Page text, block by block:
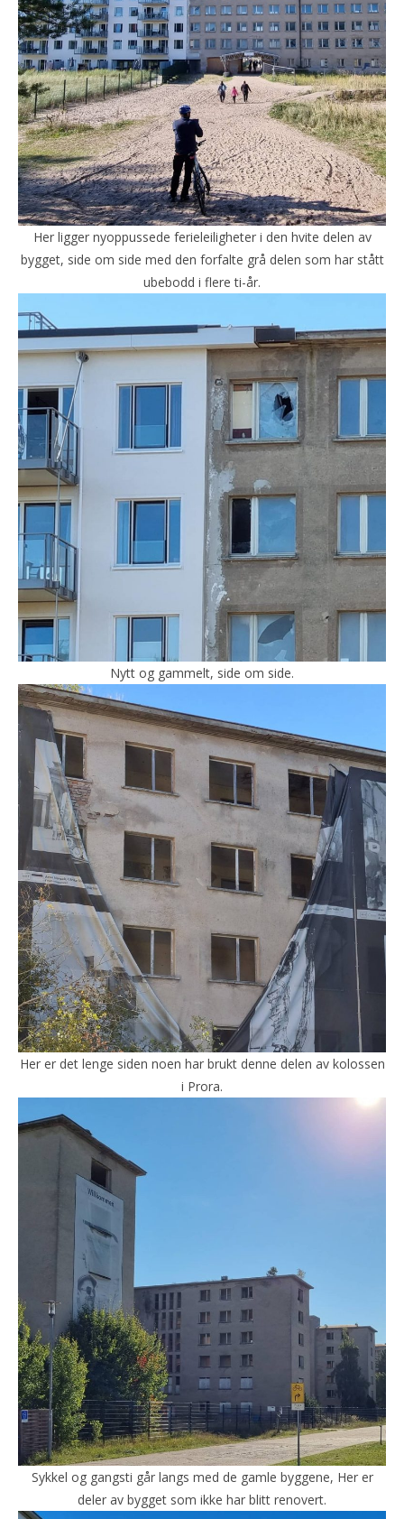
Her ligger nyoppussede ferieleiligheter i den hvite delen av
bygget, side om side med den forfalte grå delen som har stått
ubebodd i flere ti-år.
Nytt og gammelt, side om side.
Her er det lenge siden noen har brukt denne delen av kolossen
i Prora.
Sykkel og gangsti går langs med de gamle byggene, Her er
deler av bygget som ikke har blitt renovert.